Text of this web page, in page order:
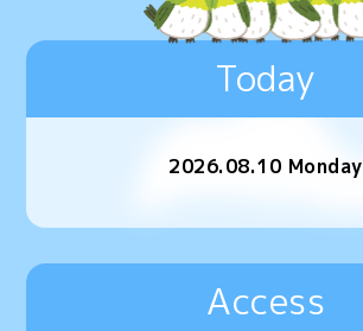
Today
2026.08.10 Monday
Access